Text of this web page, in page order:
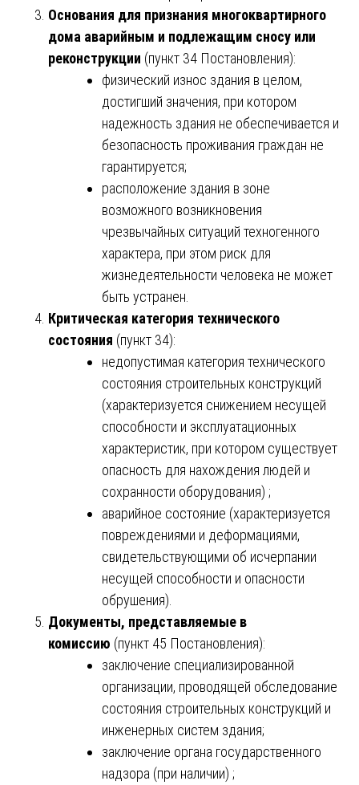
Основания для признания многоквартирного
дома аварийным и подлежащим сносу или
реконструкции (пункт 34 Постановления):
физический износ здания в целом,
достигший значения, при котором
надежность здания не обеспечивается и
безопасность проживания граждан не
гарантируется;
расположение здания в зоне
возможного возникновения
чрезвычайных ситуаций техногенного
характера, при этом риск для
жизнедеятельности человека не может
быть устранен.
Критическая категория технического
состояния (пункт 34):
недопустимая категория технического
состояния строительных конструкций
(характеризуется снижением несущей
способности и эксплуатационных
характеристик, при котором существует
опасность для нахождения людей и
сохранности оборудования) ;
аварийное состояние (характеризуется
повреждениями и деформациями,
свидетельствующими об исчерпании
несущей способности и опасности
обрушения).
Документы, представляемые в
комиссию (пункт 45 Постановления):
заключение специализированной
организации, проводящей обследование
состояния строительных конструкций и
инженерных систем здания;
заключение органа государственного
надзора (при наличии) ;